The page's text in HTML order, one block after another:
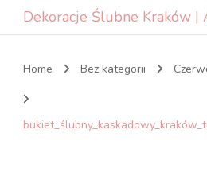
Dekoracje Ślubne Kraków |
Home Bez kategorii